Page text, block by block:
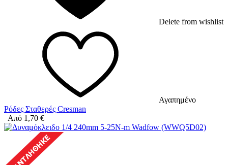
Delete from wishlist
Αγαπημένο
Ρόδες Σταθερές Cresman
Από 1,70 €